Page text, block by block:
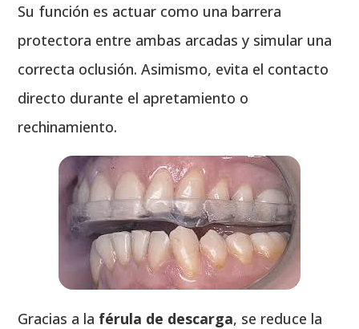
Su función es actuar como una barrera
protectora entre ambas arcadas y simular una
correcta oclusión. Asimismo, evita el contacto
directo durante el apretamiento o
rechinamiento.
Gracias a la férula de descarga, se reduce la